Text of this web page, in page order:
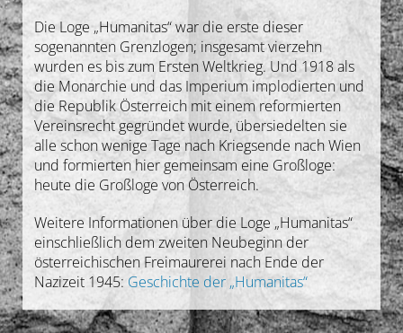
Die Loge „Humanitas“ war die erste dieser
sogenannten Grenzlogen; insgesamt vierzehn
wurden es bis zum Ersten Weltkrieg. Und 1918 als
die Monarchie und das Imperium implodierten und
die Republik Österreich mit einem reformierten
Vereinsrecht gegründet wurde, übersiedelten sie
alle schon wenige Tage nach Kriegsende nach Wien
und formierten hier gemeinsam eine Großloge:
heute die Großloge von Österreich.
Weitere Informationen über die Loge „Humanitas“
einschließlich dem zweiten Neubeginn der
österreichischen Freimaurerei nach Ende der
Nazizeit 1945: Geschichte der „Humanitas“